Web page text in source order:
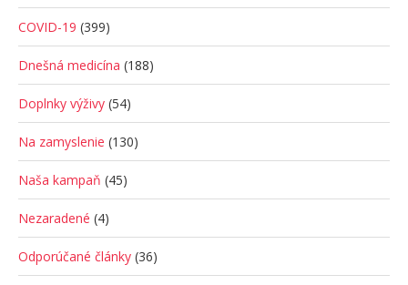
COVID-19 (399)
Dnešná medicína (188)
Doplnky výživy (54)
Na zamyslenie (130)
Naša kampaň (45)
Nezaradené (4)
Odporúčané články (36)